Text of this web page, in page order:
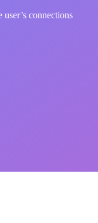
connections